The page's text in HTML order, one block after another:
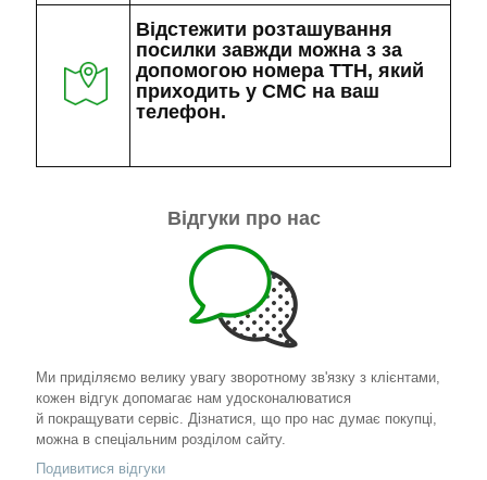
Відстежити розташування
посилки завжди можна з за
допомогою номера ТТН, який
приходить у СМС на ваш
телефон.
Відгуки про нас
Ми приділяємо велику увагу зворотному зв'язку з клієнтами,
кожен відгук допомагає нам удосконалюватися
й покращувати сервіс. Дізнатися, що про нас думає покупці,
можна в спеціальним розділом сайту.
Подивитися відгуки